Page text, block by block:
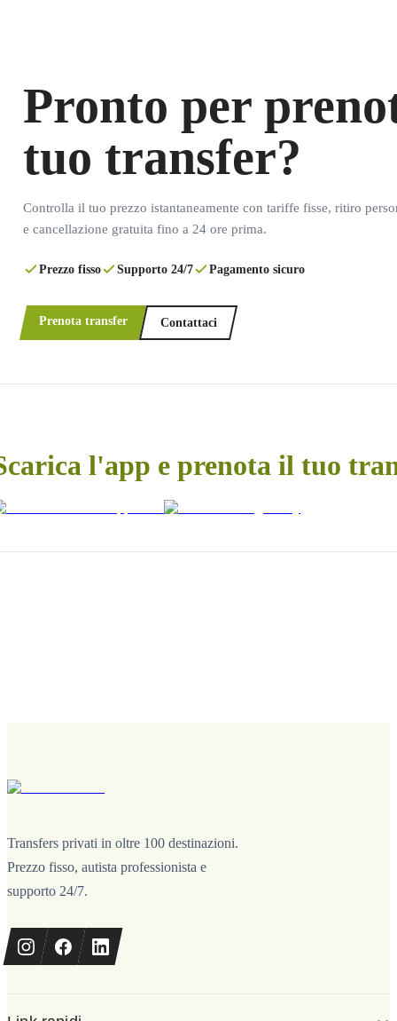
Pronto per
tuo transfer?
Controlla il tuo prezzo istantaneamente con tariffe fisse, ritiro
e cancellazione gratuita fino a 24 ore prima.
Prezzo fisso Supporto 24/7 Pagamento sicuro
Prenota transfer Contattaci
l'app e prenota il tuo
Transfers privati in oltre 100 destinazioni.
Prezzo fisso, autista professionista e
supporto 24/7.